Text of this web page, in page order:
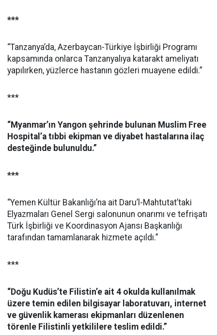
***
“Tanzanya’da, Azerbaycan-Türkiye İşbirliği Programı
kapsamında onlarca Tanzanyalıya katarakt ameliyatı
yapılırken, yüzlerce hastanın gözleri muayene edildi.”
***
“Myanmar’ın Yangon şehrinde bulunan Muslim Free
Hospital’a tıbbi ekipman ve diyabet hastalarına ilaç
desteğinde bulunuldu.”
***
“Yemen Kültür Bakanlığı’na ait Daru’l-Mahtutat’taki
Elyazmaları Genel Sergi salonunun onarımı ve tefrişatı
Türk İşbirliği ve Koordinasyon Ajansı Başkanlığı
tarafından tamamlanarak hizmete açıldı.”
***
“Doğu Kudüs’te Filistin’e ait 4 okulda kullanılmak
üzere temin edilen bilgisayar laboratuvarı, internet
ve güvenlik kamerası ekipmanları düzenlenen
törenle Filistinli yetkililere teslim edildi.”